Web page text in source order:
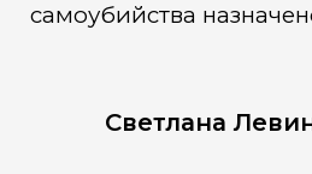
самоубийства
Светлана